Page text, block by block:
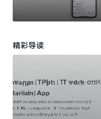
一文给你说清楚
精彩导读